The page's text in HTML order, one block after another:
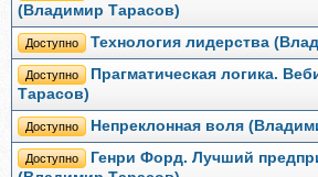
(Владимир Тарасов)
Доступно Технология лидерства
Доступно
Прагматическая логика.
Тарасов)
Доступно Непреклонная воля
Доступно
Генри Форд. Лучший